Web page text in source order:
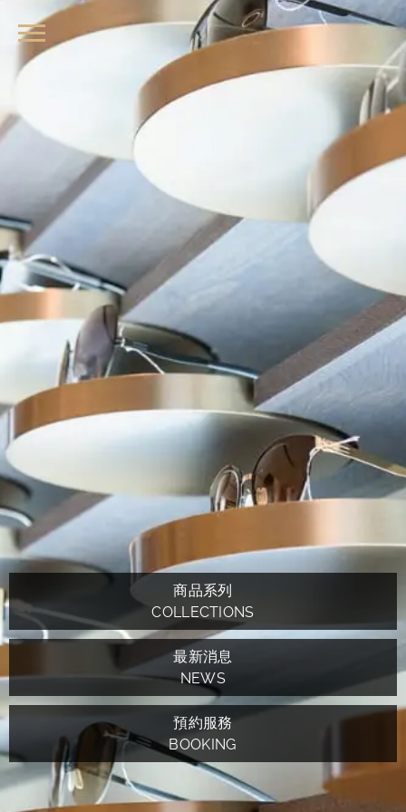
品牌眼鏡、精品墨鏡、名牌太陽眼
商品系列
COLLECTIONS
最新消息
NEWS
預約服務
BOOKING